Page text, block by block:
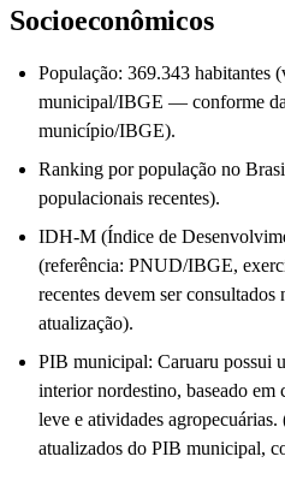
Socioeconômicos
População: 369.343 habitantes
municipal/IBGE — conforme
município/IBGE).
Ranking por população no
populacionais recentes).
IDH-M (Índice de
(referência: PNUD/IBGE,
recentes devem ser consultados
atualização).
PIB municipal: Caruaru possui
interior nordestino, baseado em
leve e atividades
atualizados do PIB municipal,